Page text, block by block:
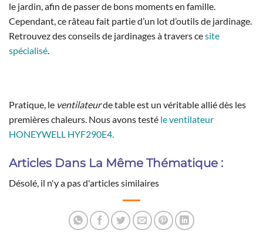
le jardin, afin de passer de bons moments en famille.
Cependant, ce râteau fait partie d’un lot d’outils de jardinage.
Retrouvez des conseils de jardinages à travers cesite
spécialisé.
Pratique, le ventilateurde table est un véritable allié dès les
premières chaleurs. Nous avons testé le ventilateur
HONEYWELL HYF290E4.
Articles Dans La Même Thématique :
Désolé, il n'y a pas d'articles similaires